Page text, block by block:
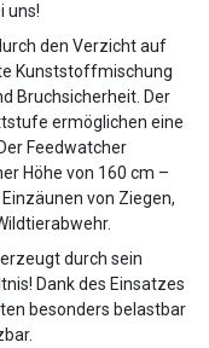
uns!
den Verzicht auf
Kunststoffmischung
Bruchsicherheit. Der
ermöglichen eine
Feedwatcher
Höhe von 160 cm –
von Ziegen,
durch sein
Dank des Einsatzes
besonders belastbar